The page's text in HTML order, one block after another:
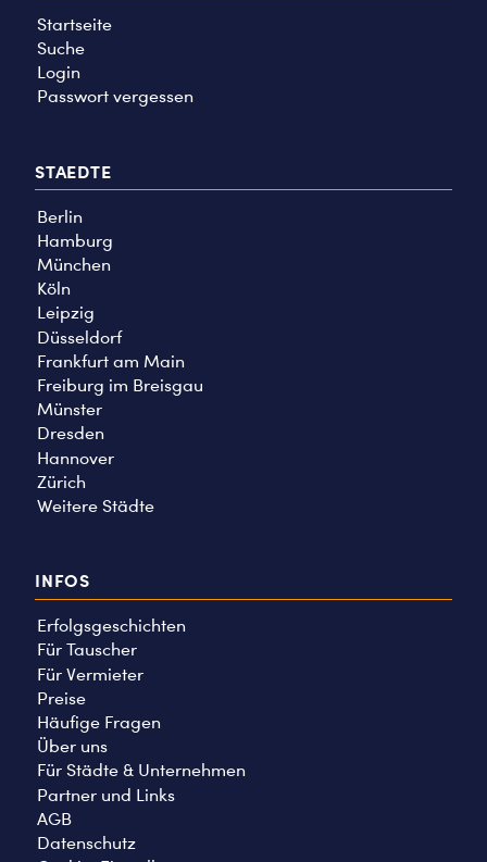
Startseite
Suche
Login
Passwort vergessen
STAEDTE
Berlin
Hamburg
München
Köln
Leipzig
Düsseldorf
Frankfurt am Main
Freiburg im Breisgau
Münster
Dresden
Hannover
Zürich
Weitere Städte
INFOS
Erfolgsgeschichten
Für Tauscher
Für Vermieter
Preise
Häufige Fragen
Über uns
Für Städte & Unternehmen
Partner und Links
AGB
Datenschutz